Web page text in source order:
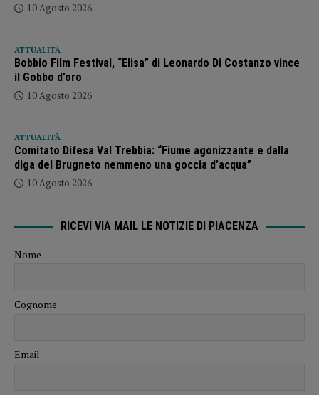
10 Agosto 2026
ATTUALITÀ
Bobbio Film Festival, “Elisa” di Leonardo Di Costanzo vince
il Gobbo d’oro
10 Agosto 2026
ATTUALITÀ
Comitato Difesa Val Trebbia: “Fiume agonizzante e dalla
diga del Brugneto nemmeno una goccia d’acqua”
10 Agosto 2026
RICEVI VIA MAIL LE NOTIZIE DI PIACENZA
Nome
Cognome
Email